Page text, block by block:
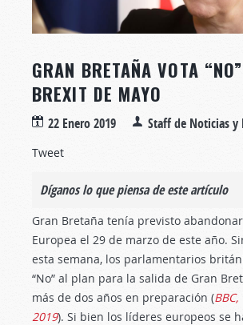
GRAN BRETAÑA VOTA
BREXIT DE MAYO
22 Enero 2019 Staff de Noticias y
Tweet
Díganos lo que piensa de este artículo
Gran Bretaña tenía previsto
Europea el 29 de marzo de este año.
esta semana, los parlamentarios
“No” al plan para la salida de Gran
más de dos años en preparación (
2019). Si bien los líderes europeos se